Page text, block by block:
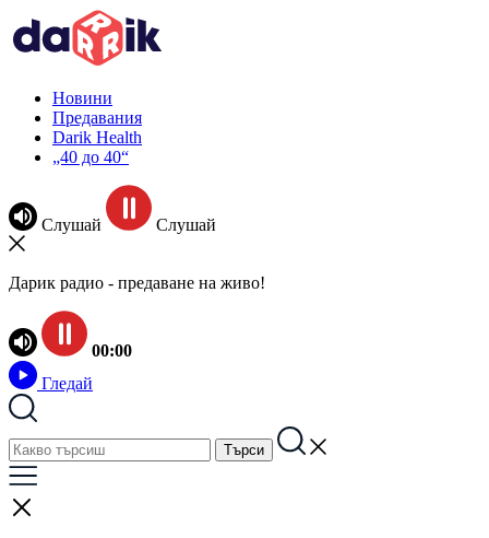
Новини
Предавания
Darik Health
„40 до 40“
Слушай Слушай
Дарик радио - предаване на живо!
00:00
Гледай